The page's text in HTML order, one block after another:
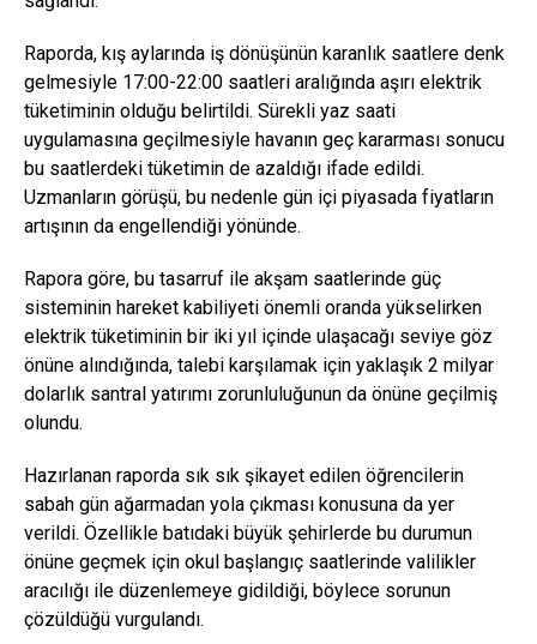
Raporda, kış aylarında iş dönüşünün karanlık saatlere denk
gelmesiyle 17:00-22:00 saatleri aralığında aşırı elektrik
tüketiminin olduğu belirtildi. Sürekli yaz saati
uygulamasına geçilmesiyle havanın geç kararması sonucu
bu saatlerdeki tüketimin de azaldığı ifade edildi.
Uzmanların görüşü, bu nedenle gün içi piyasada fiyatların
artışının da engellendiği yönünde.
Rapora göre, bu tasarruf ile akşam saatlerinde güç
sisteminin hareket kabiliyeti önemli oranda yükselirken
elektrik tüketiminin bir iki yıl içinde ulaşacağı seviye göz
önüne alındığında, talebi karşılamak için yaklaşık 2 milyar
dolarlık santral yatırımı zorunluluğunun da önüne geçilmiş
olundu.
Hazırlanan raporda sık sık şikayet edilen öğrencilerin
sabah gün ağarmadan yola çıkması konusuna da yer
verildi. Özellikle batıdaki büyük şehirlerde bu durumun
önüne geçmek için okul başlangıç saatlerinde valilikler
aracılığı ile düzenlemeye gidildiği, böylece sorunun
çözüldüğü vurgulandı.